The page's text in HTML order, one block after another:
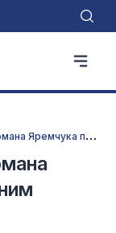
О
лімпіакос поставив Романа Яремчука перед складним вибором: що сталося